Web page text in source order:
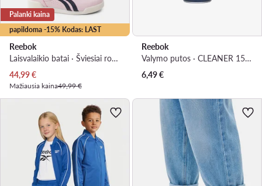
papildoma -15% Kodas: LAST
Palanki kaina
Reebok
Laisvalaikio batai · Šviesiai rožinė
Dabartinė kaina
44,99€
Mažiausia kaina49,99 €
Reebok
Valymo putos · CLEANER 150 ml v.AZ
6,49€